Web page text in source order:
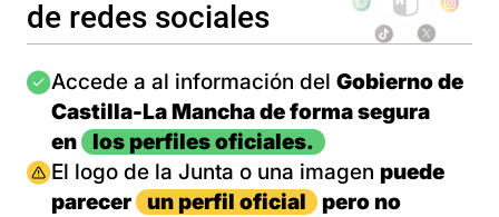
de redes sociales
Imagen
Accede a al información del Gobierno de
Castilla-La Mancha de forma segura
en
los perfiles oficiales.
Imagen
El logo de la Junta o una imagen puede
parecer
un perfil oficial
pero no